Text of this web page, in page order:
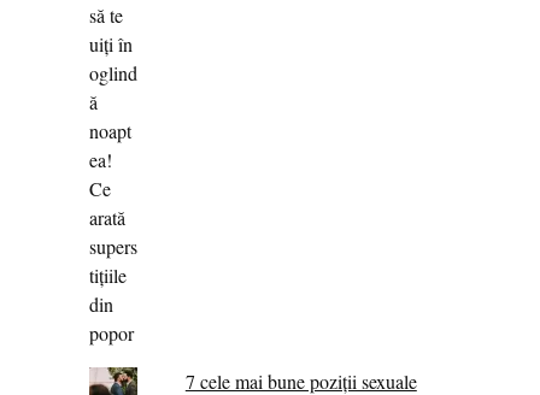
7 cele mai bune poziții sexuale